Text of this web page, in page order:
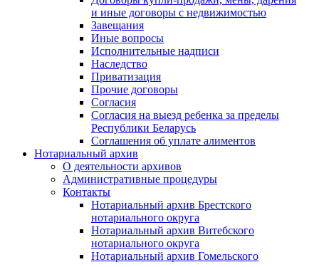
и иные договоры с недвижимостью
Завещания
Иные вопросы
Исполнительные надписи
Наследство
Приватизация
Прочие договоры
Согласия
Согласия на выезд ребенка за пределы
Республики Беларусь
Соглашения об уплате алиментов
Нотариальный архив
О деятельности архивов
Административные процедуры
Контакты
Нотариальный архив Брестского
нотариального округа
Нотариальный архив Витебского
нотариального округа
Нотариальный архив Гомельского